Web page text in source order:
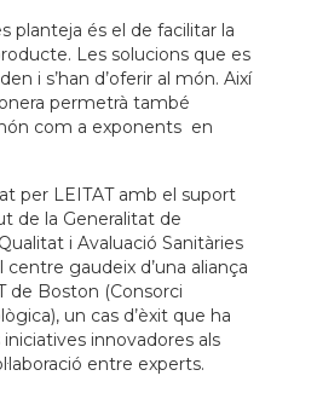
planteja és el de facilitar la
Les solucions que es
i s’han d’oferir al món. Així
permetrà també
com a exponents en
per LEITAT amb el suport
de la Generalitat de
i Avaluació Sanitàries
centre gaudeix d’una aliança
de Boston (Consorci
un cas d’èxit que ha
innovadores als
entre experts.